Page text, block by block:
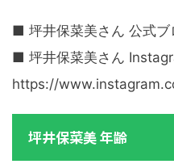
■ 坪井保菜美さん 公式ブ
■ 坪井保菜美さん
https://
坪井保菜美 年齢